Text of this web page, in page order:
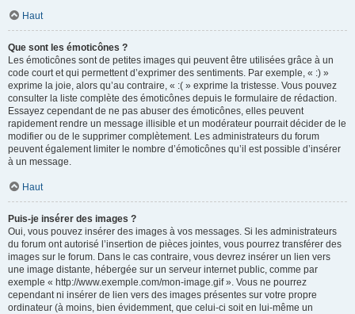
Haut
Que sont les émoticônes ?
Les émoticônes sont de petites images qui peuvent être utilisées grâce à un
code court et qui permettent d’exprimer des sentiments. Par exemple, « :) »
exprime la joie, alors qu’au contraire, « :( » exprime la tristesse. Vous pouvez
consulter la liste complète des émoticônes depuis le formulaire de rédaction.
Essayez cependant de ne pas abuser des émoticônes, elles peuvent
rapidement rendre un message illisible et un modérateur pourrait décider de le
modifier ou de le supprimer complètement. Les administrateurs du forum
peuvent également limiter le nombre d’émoticônes qu’il est possible d’insérer
à un message.
Haut
Puis-je insérer des images ?
Oui, vous pouvez insérer des images à vos messages. Si les administrateurs
du forum ont autorisé l’insertion de pièces jointes, vous pourrez transférer des
images sur le forum. Dans le cas contraire, vous devrez insérer un lien vers
une image distante, hébergée sur un serveur internet public, comme par
exemple « http://www.exemple.com/mon-image.gif ». Vous ne pourrez
cependant ni insérer de lien vers des images présentes sur votre propre
ordinateur (à moins, bien évidemment, que celui-ci soit en lui-même un